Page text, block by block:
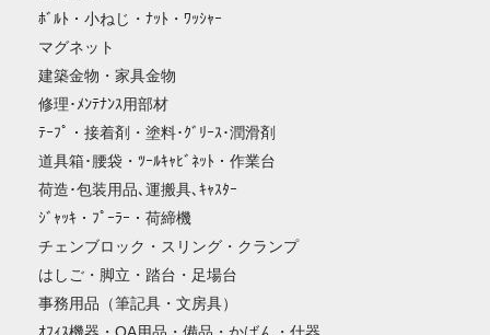
ﾎﾞﾙﾄ・小ねじ・ﾅｯﾄ・ﾜｯｼｬｰ
マグネット
建築金物・家具金物
修理･ﾒﾝﾃﾅﾝｽ用部材
ﾃｰﾌﾟ・接着剤・塗料･ｸﾞﾘｰｽ･潤滑剤
道具箱･腰袋・ﾂｰﾙｷｬﾋﾞﾈｯﾄ・作業台
荷造･包装用品､運搬具､ｷｬｽﾀｰ
ｼﾞｬｯｷ・ﾌﾟｰﾗｰ・荷締機
チェンブロック・スリング・クランプ
はしご・脚立・踏台・足場台
事務用品（筆記具・文房具）